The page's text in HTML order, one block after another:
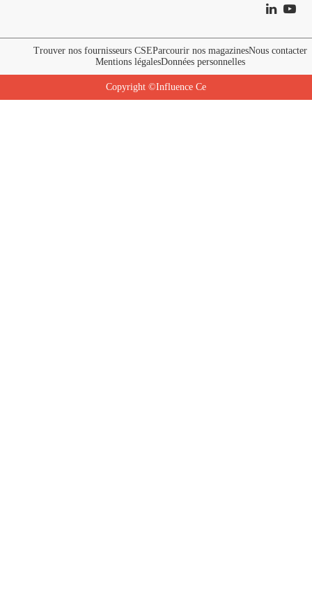
Trouver nos fournisseurs CSEParcourir nos magazinesNous contacter
Mentions légalesDonnées personnelles
Copyright ©Influence Ce